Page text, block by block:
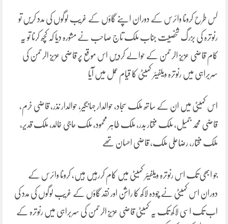
کس طرح کرونا وائرس کے دوران اپنے گاؤں کے غریب لوگوں کی مدد کریں تو
رنوترہ کی بزرگ شخصیت جناب ملک تاج صاحب نے مشورہ دیا کہ کچھ کرنا تو یہ
کام قاضی عزیز الرحمن کے حوالے کردیں اس موقع پر قاضی عزیز الرحمن کی
سربراہی میں رنوترہ ویلفیئر کمیٹی کا قیام عمل میں آیا
اس کمیٹی میں ان کے ساتھ ملک سجاد، حوالدار جہانگیر، حوالدار نذر، قاضی خرم،
قاضی محمد جمیل، ملک مختار بدر، ملک طاہر محمود، ملک حاجی خالد، ملک قدیر،
ملک مختار، رضاعلی ملک، قاضی احسان تھے
جو ابھی تک اس رنوترہ ویلفیئر کمیٹی میں کام کررہیں ہیں، کرونا وائرس کے
دوران اس کمیٹی نے چودہ لاکھ کا راشن اور نقد گاؤں کے غریب لوگوں کی مدد کی
اب تک اسی لاکھ تک یہ کمیٹی قاضی عزیز الرحمن کی سربراہی میں رنوترہ کے